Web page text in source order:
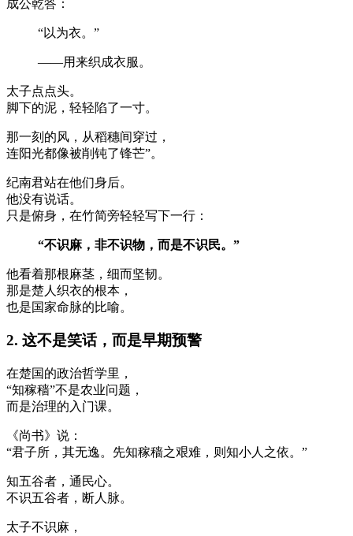
成公乾答：
“以为衣。”
——用来织成衣服。
太子点点头。
脚下的泥，轻轻陷了一寸。
那一刻的风，从稻穗间穿过，
连阳光都像被削钝了锋芒”。
纪南君站在他们身后。
他没有说话。
只是俯身，在竹简旁轻轻写下一行：
“不识麻，非不识物，而是不识民。”
他看着那根麻茎，细而坚韧。
那是楚人织衣的根本，
也是国家命脉的比喻。
2. 这不是笑话，而是早期预警
在楚国的政治哲学里，
“知稼穑”不是农业问题，
而是治理的入门课。
《尚书》说：
“君子所，其无逸。先知稼穑之艰难，则知小人之依。”
知五谷者，通民心。
不识五谷者，断人脉。
太子不识麻，